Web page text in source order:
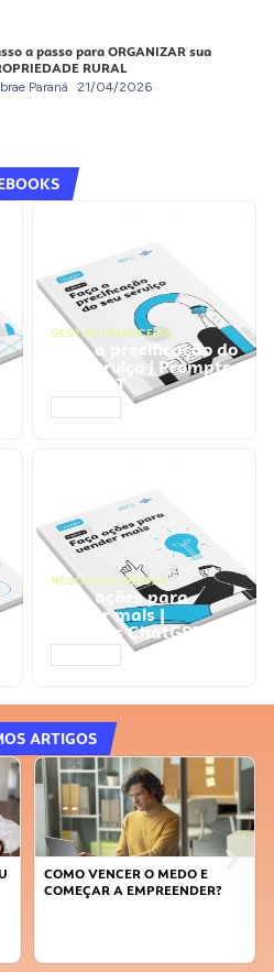
a passo para ORGANIZAR sua
RURAL
Paraná 21/04/2026
GESTÃO FINANCEIRA
Faça a precificação do
seu serviço | Prompts
ChatGPT
NEGÓCIOS, VENDAS
Faça ações para
vender mais |
Prompts ChatGPT
ARTIGOS
COMO VENCER O MEDO E
COMEÇAR A EMPREENDER?